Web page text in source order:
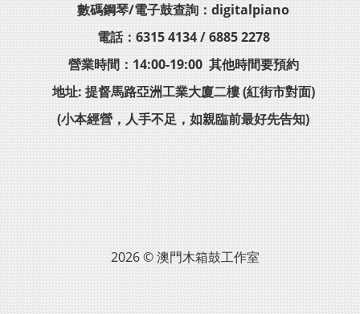
數碼鋼琴/電子鼓查詢：digitalpiano
電話：6315 4134 / 6885 2278
營業時間：14:00-19:00 其他時間要預約
地址: 提督馬路亞洲工業大廈二樓 (紅街市對面)
(小本經營，人手不足，如親臨前最好先告知)
2026 © 澳門木箱鼓工作室